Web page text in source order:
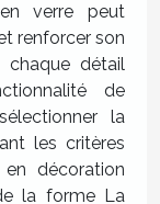
verre peut
renforcer son
détail
de
la
les critères
décoration
la forme La